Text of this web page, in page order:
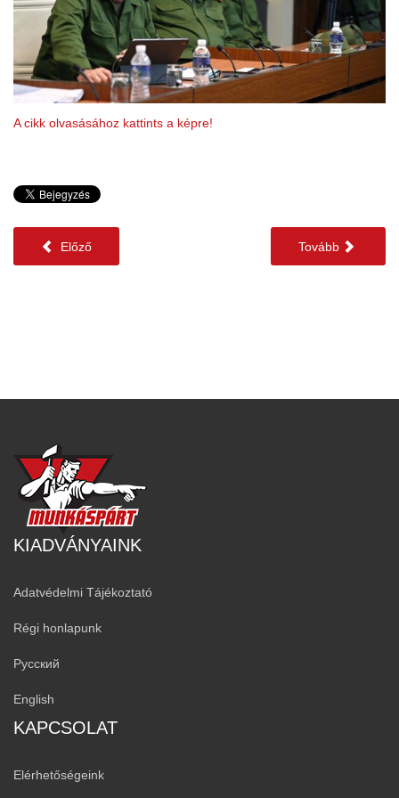
A cikk olvasásához kattints a képre!
Előző Tovább
KIADVÁNYAINK
Adatvédelmi Tájékoztató
Régi honlapunk
Русский
English
KAPCSOLAT
Elérhetőségeink